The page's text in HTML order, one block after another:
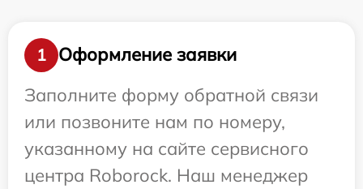
1
Оформление заявки
Заполните форму обратной связи
или позвоните нам по номеру,
указанному на сайте сервисного
центра Roborock. Наш менеджер